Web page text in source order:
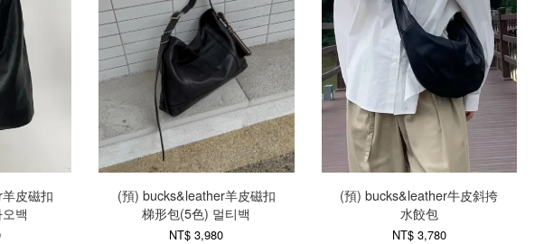
皮磁扣
백
(預) bucks&leather羊皮磁扣
梯形包(5色) 멀티백
NT$ 3,980
(預) bucks&leather牛皮斜挎
水餃包
NT$ 3,780